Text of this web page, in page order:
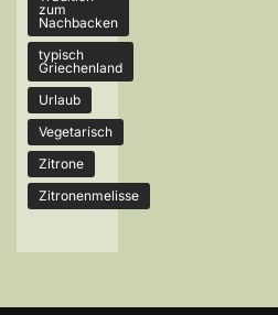
zum
Nachbacken
typisch
Griechenland
Urlaub
Vegetarisch
Zitrone
Zitronenmelisse